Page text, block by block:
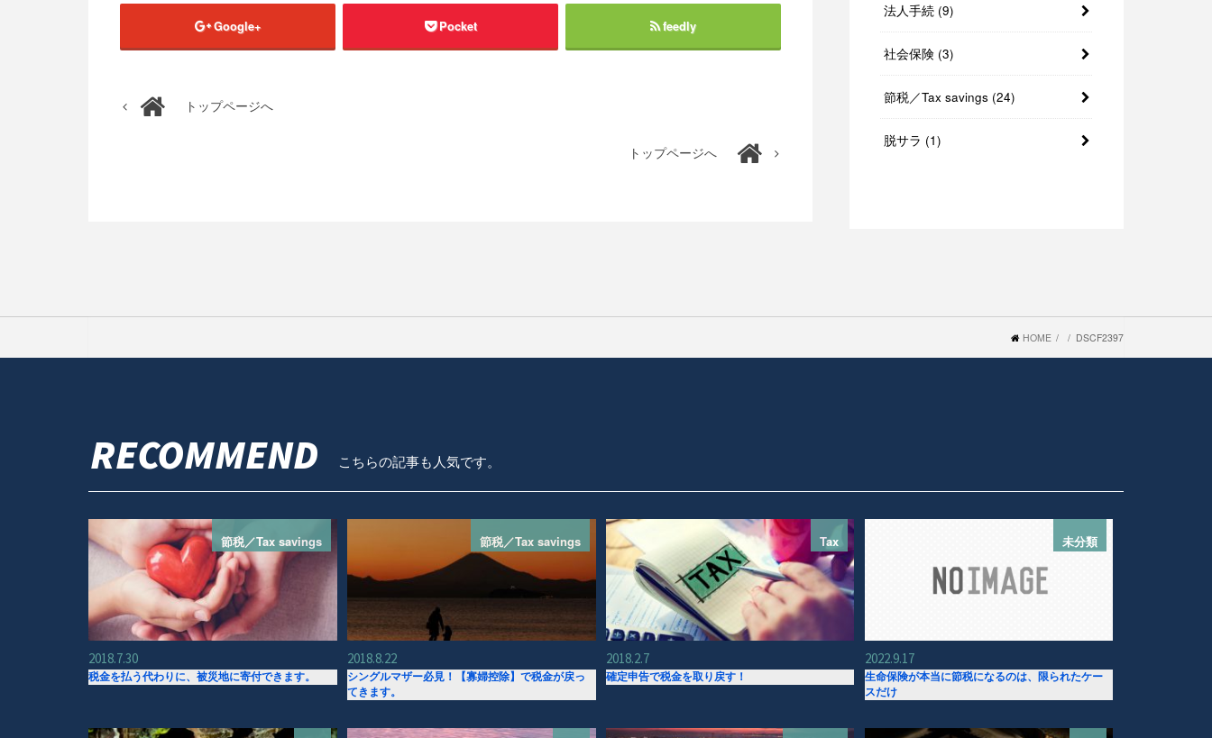
Google+ Pocket feedly
トップページへ
トップページへ
法人手続 (9)
社会保険 (3)
節税／Tax savings (24)
脱サラ (1)
HOME DSCF2397
RECOMMEND こちらの記事も人気です。
節税／Tax savings
2018.7.30
税金を払う代わりに、被災地に寄付できます。
節税／Tax savings
2018.8.22
シングルマザー必見！【寡婦控除】で税金が戻っ
てきます。
Tax
2018.2.7
確定申告で税金を取り戻す！
未分類
2022.9.17
生命保険が本当に節税になるのは、限られたケー
スだけ